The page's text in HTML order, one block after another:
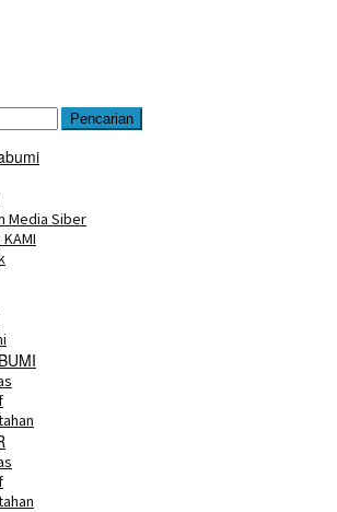
Pencarian
Media Siber
KAMI